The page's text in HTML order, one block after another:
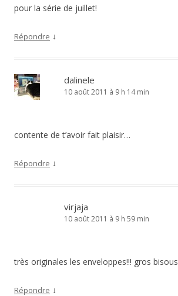
pour la série de juillet!
Répondre ↓
dalinele
10 août 2011 à 9 h 14 min
contente de t’avoir fait plaisir…
Répondre ↓
virjaja
10 août 2011 à 9 h 59 min
très originales les enveloppes!!! gros
Répondre ↓